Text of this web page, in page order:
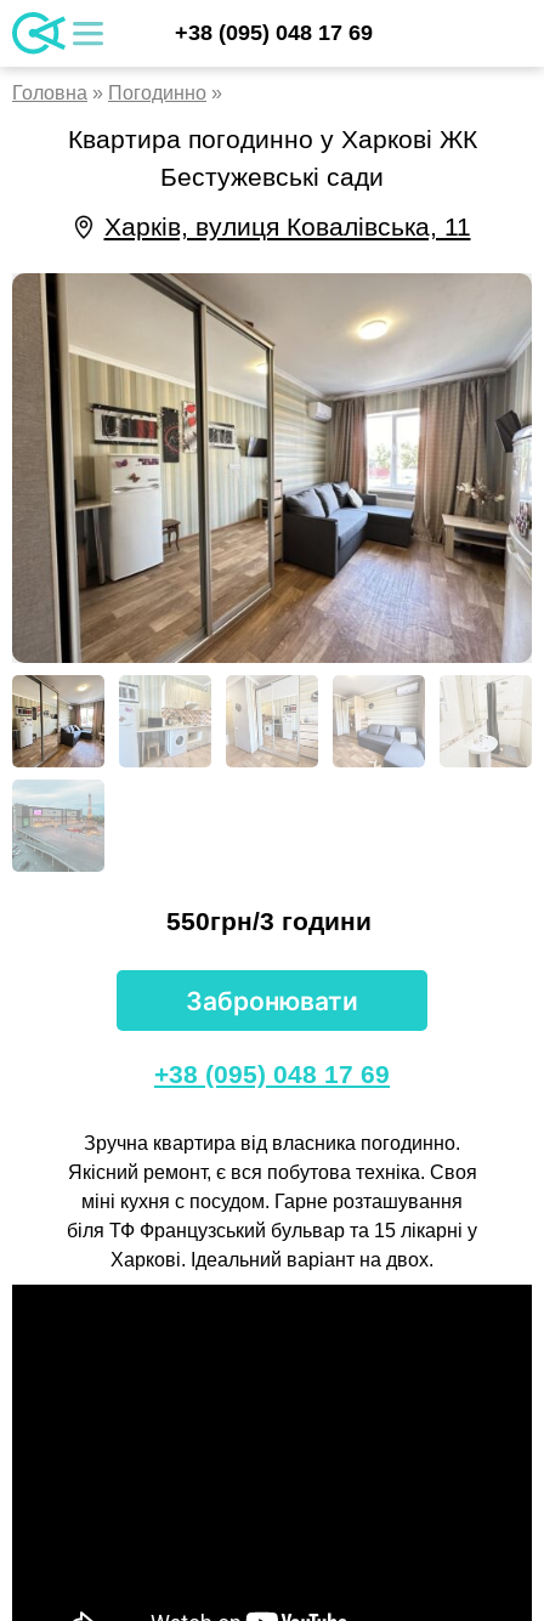
Skip
to
content
apartments +38 (095) 048 17 69
UA
RU
Головна » Погодинно »
Квартира погодинно у Харкові ЖК
Бестужевські сади
Харків, вулиця Ковалівська, 11
550грн/3 години
Забронювати
+38 (095) 048 17 69
Зручна квартира від власника погодинно.
Якісний ремонт, є вся побутова техніка. Своя
міні кухня с посудом. Гарне розташування
біля ТФ Французський бульвар та 15 лікарні у
Харкові. Ідеальний варіант на двох.